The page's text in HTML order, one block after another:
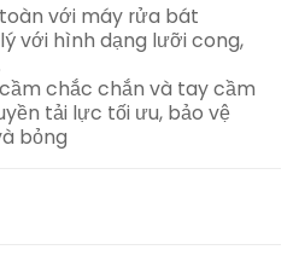
với máy rửa bát
với hình dạng lưỡi cong,
chắc chắn và tay cầm
tải lực tối ưu, bảo vệ
bỏng